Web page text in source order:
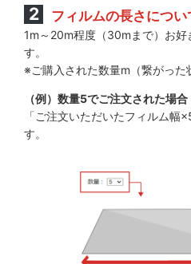
フィルムの長さにつ
1m～20m程度（30mまで）お好
す。
※ご購入された数量m（繋がった
（例）数量5でご注文された場合
「ご注文いただいたフィルム幅
す。